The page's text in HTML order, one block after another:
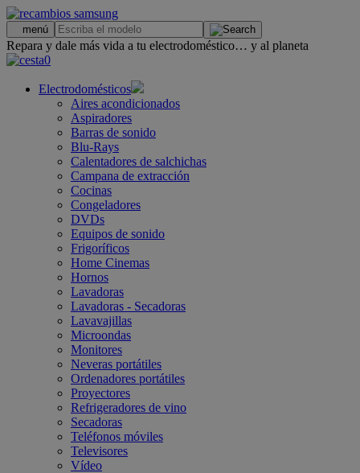
menú
Repara y dale más vida a tu electrodoméstico… y al planeta
0
Electrodomésticos
Aires acondicionados
Aspiradores
Barras de sonido
Blu-Rays
Calentadores de salchichas
Campana de extracción
Cocinas
Congeladores
DVDs
Equipos de sonido
Frigoríficos
Home Cinemas
Hornos
Lavadoras
Lavadoras - Secadoras
Lavavajillas
Microondas
Monitores
Neveras portátiles
Ordenadores portátiles
Proyectores
Refrigeradores de vino
Secadoras
Teléfonos móviles
Televisores
Vídeo